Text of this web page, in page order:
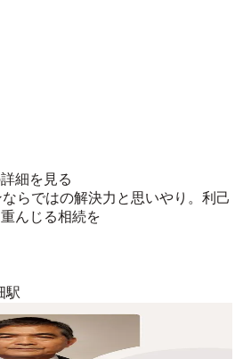
細を見る
らではの解決力と思いやり。利己
んじる相続を
駅